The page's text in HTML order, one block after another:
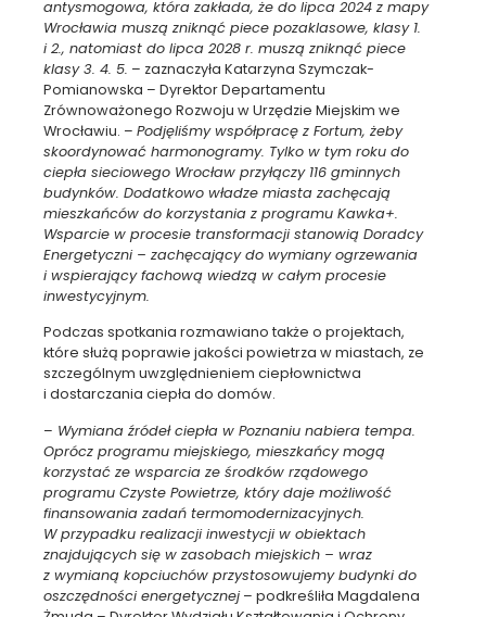
antysmogowa, która zakłada, że do lipca 2024 z mapy
Wrocławia muszą zniknąć piece pozaklasowe, klasy 1.
i 2., natomiast do lipca 2028 r. muszą zniknąć piece
klasy 3. 4. 5. – zaznaczyła Katarzyna Szymczak-
Pomianowska – Dyrektor Departamentu
Zrównoważonego Rozwoju w Urzędzie Miejskim we
Wrocławiu. – Podjęliśmy współpracę z Fortum, żeby
skoordynować harmonogramy. Tylko w tym roku do
ciepła sieciowego Wrocław przyłączy 116 gminnych
budynków. Dodatkowo władze miasta zachęcają
mieszkańców do korzystania z programu Kawka+.
Wsparcie w procesie transformacji stanowią Doradcy
Energetyczni – zachęcający do wymiany ogrzewania
i wspierający fachową wiedzą w całym procesie
inwestycyjnym.
Podczas spotkania rozmawiano także o projektach,
które służą poprawie jakości powietrza w miastach, ze
szczególnym uwzględnieniem ciepłownictwa
i dostarczania ciepła do domów.
– Wymiana źródeł ciepła w Poznaniu nabiera tempa.
Oprócz programu miejskiego, mieszkańcy mogą
korzystać ze wsparcia ze środków rządowego
programu Czyste Powietrze, który daje możliwość
finansowania zadań termomodernizacyjnych.
W przypadku realizacji inwestycji w obiektach
znajdujących się w zasobach miejskich – wraz
z wymianą kopciuchów przystosowujemy budynki do
oszczędności energetycznej– podkreśliła Magdalena